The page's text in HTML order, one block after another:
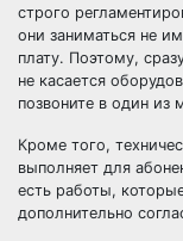
строго
они заниматься не
плату. Поэтому,
не касается
позвоните в один из
Кроме того,
выполняет для
есть работы,
дополнительно